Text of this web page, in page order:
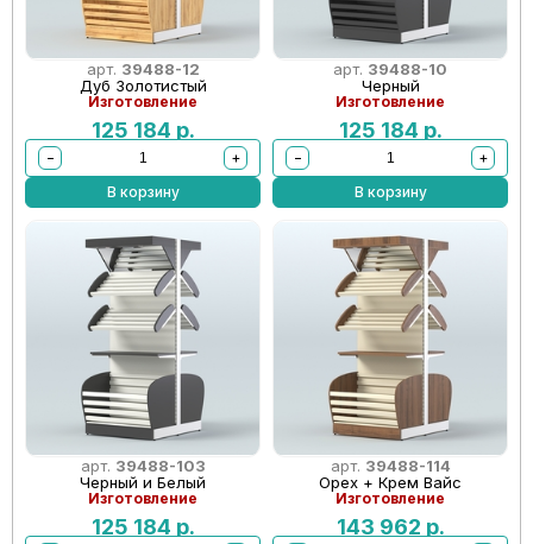
арт. 39488-12
Дуб Золотистый
Изготовление
125 184 р.
−
+
В корзину
арт. 39488-10
Черный
Изготовление
125 184 р.
−
+
В корзину
арт. 39488-103
Черный и Белый
Изготовление
125 184 р.
арт. 39488-114
Орех + Крем Вайс
Изготовление
143 962 р.